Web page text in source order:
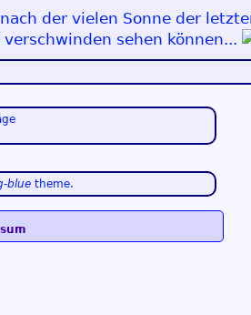
der vielen Sonne der
sehen können...
bluetheme.